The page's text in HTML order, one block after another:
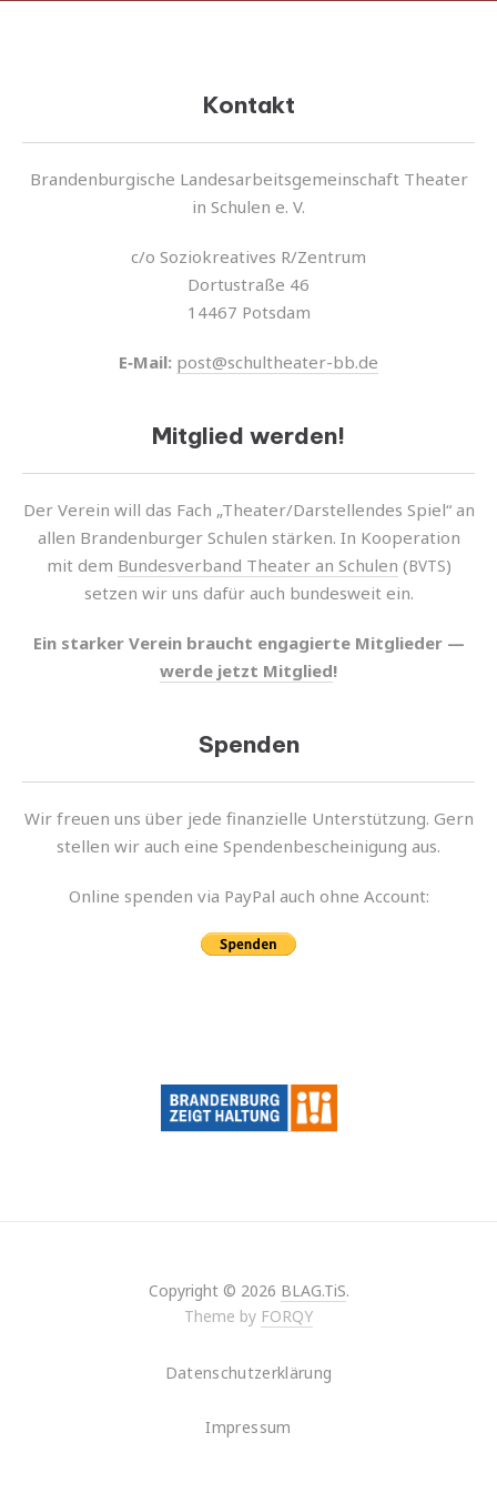
Kontakt
Brandenburgische Landesarbeitsgemeinschaft Theater
in Schulen e. V.
c/o Soziokreatives R/Zentrum
Dortustraße 46
14467 Potsdam
E‑Mail: post@schultheater-bb.de
Mitglied werden!
Der Verein will das Fach „Theater/Darstellendes Spiel“ an
allen Brandenburger Schulen stär­ken. In Kooperation
mit dem Bundesverband Theater an Schulen (BVTS)
setzen wir uns dafür auch bundes­weit ein.
Ein star­ker Verein braucht enga­gierte Mitglieder —
werde jetzt Mitglied!
Spenden
Wir freuen uns über jede finan­zi­elle Unterstützung. Gern
stel­len wir auch eine Spendenbescheinigung aus.
Online spen­den via PayPal auch ohne Account:
Copyright © 2026 BLAG.TiS.
Theme by FORQY
Datenschutzerklärung
Impressum